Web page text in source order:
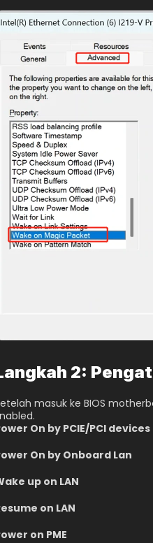
2:
masuk ke BIOS
On by PCIE/PCI devices
On by Onboard Lan
up on LAN
on LAN
on PME